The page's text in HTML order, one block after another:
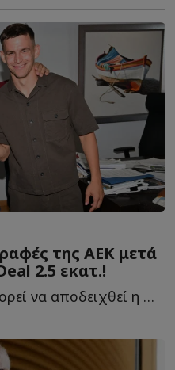
της ΑΕΚ μετά
2.5 εκατ.!
Πώς ο Μίλαν Βιτάλις μπορεί να αποδειχθεί η μεταγραφή τ...